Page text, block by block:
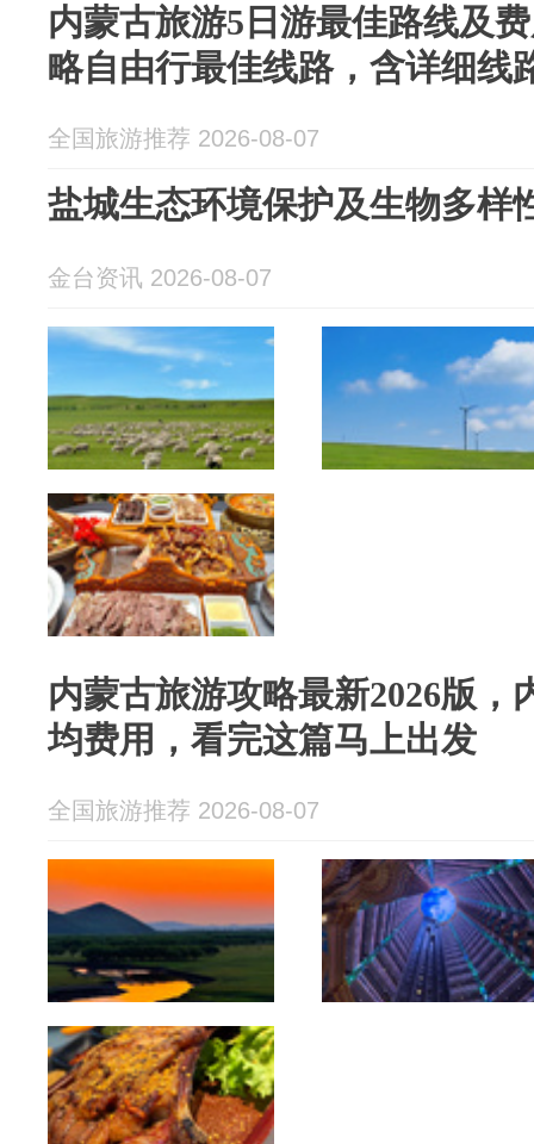
内蒙古旅游5日游最佳路线及
略自由行最佳线路，含详细线
全国旅游推荐 2026-08-07
盐城生态环境保护及生物多样
金台资讯 2026-08-07
内蒙古旅游攻略最新2026版，
均费用，看完这篇马上出发
全国旅游推荐 2026-08-07